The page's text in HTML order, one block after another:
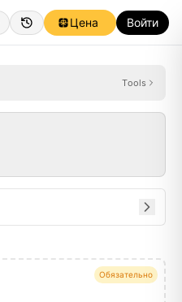
Цена Войти
Tools
Обязательно